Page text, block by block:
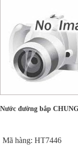
Nước đường bắp
Mã hàng: HT7446